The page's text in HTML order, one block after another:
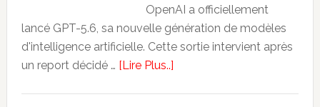
à
cette
posture
OpenAI a officiellement
lancé GPT-5.6, sa nouvelle génération de modèles
d'intelligence artificielle. Cette sortie intervient après
un report décidé … [Lire Plus..]about